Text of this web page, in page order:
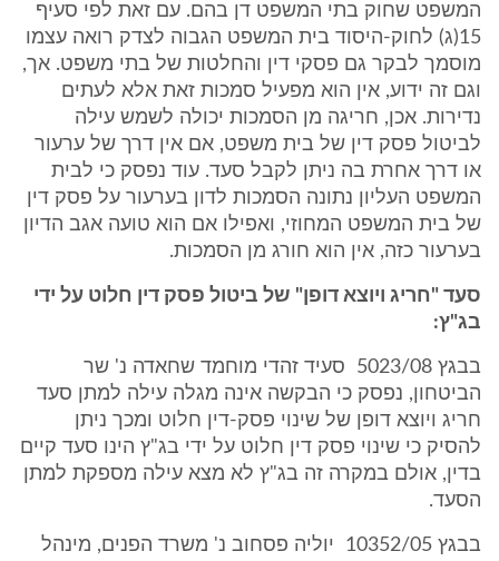
המשפט שחוק בתי המשפט דן בהם. עם זאת לפי סעיף
15(ג) לחוק-היסוד בית המשפט הגבוה לצדק רואה עצמו
מוסמך לבקר גם פסקי דין והחלטות של בתי משפט. אך,
וגם זה ידוע, אין הוא מפעיל סמכות זאת אלא לעתים
נדירות. אכן, חריגה מן הסמכות יכולה לשמש עילה
לביטול פסק דין של בית משפט, אם אין דרך של ערעור
או דרך אחרת בה ניתן לקבל סעד. עוד נפסק כי לבית
המשפט העליון נתונה הסמכות לדון בערעור על פסק דין
של בית המשפט המחוזי, ואפילו אם הוא טועה אגב הדיון
בערעור כזה, אין הוא חורג מן הסמכות.
סעד "חריג ויוצא דופן" של ביטול פסק דין חלוט על ידי
בג"ץ:
בבגץ 5023/08 ‏ ‏סעיד זהדי מוחמד שחאדה נ' שר
הביטחון, נפסק כי הבקשה אינה מגלה עילה למתן סעד
חריג ויוצא דופן של שינוי פסק-דין חלוט ומכך ניתן
להסיק כי שינוי פסק דין חלוט על ידי בג"ץ הינו סעד קיים
בדין, אולם במקרה זה בג"ץ לא מצא עילה מספקת למתן
הסעד.
בבגץ 10352/05 ‏ יוליה פסחוב נ' משרד הפנים, מינהל